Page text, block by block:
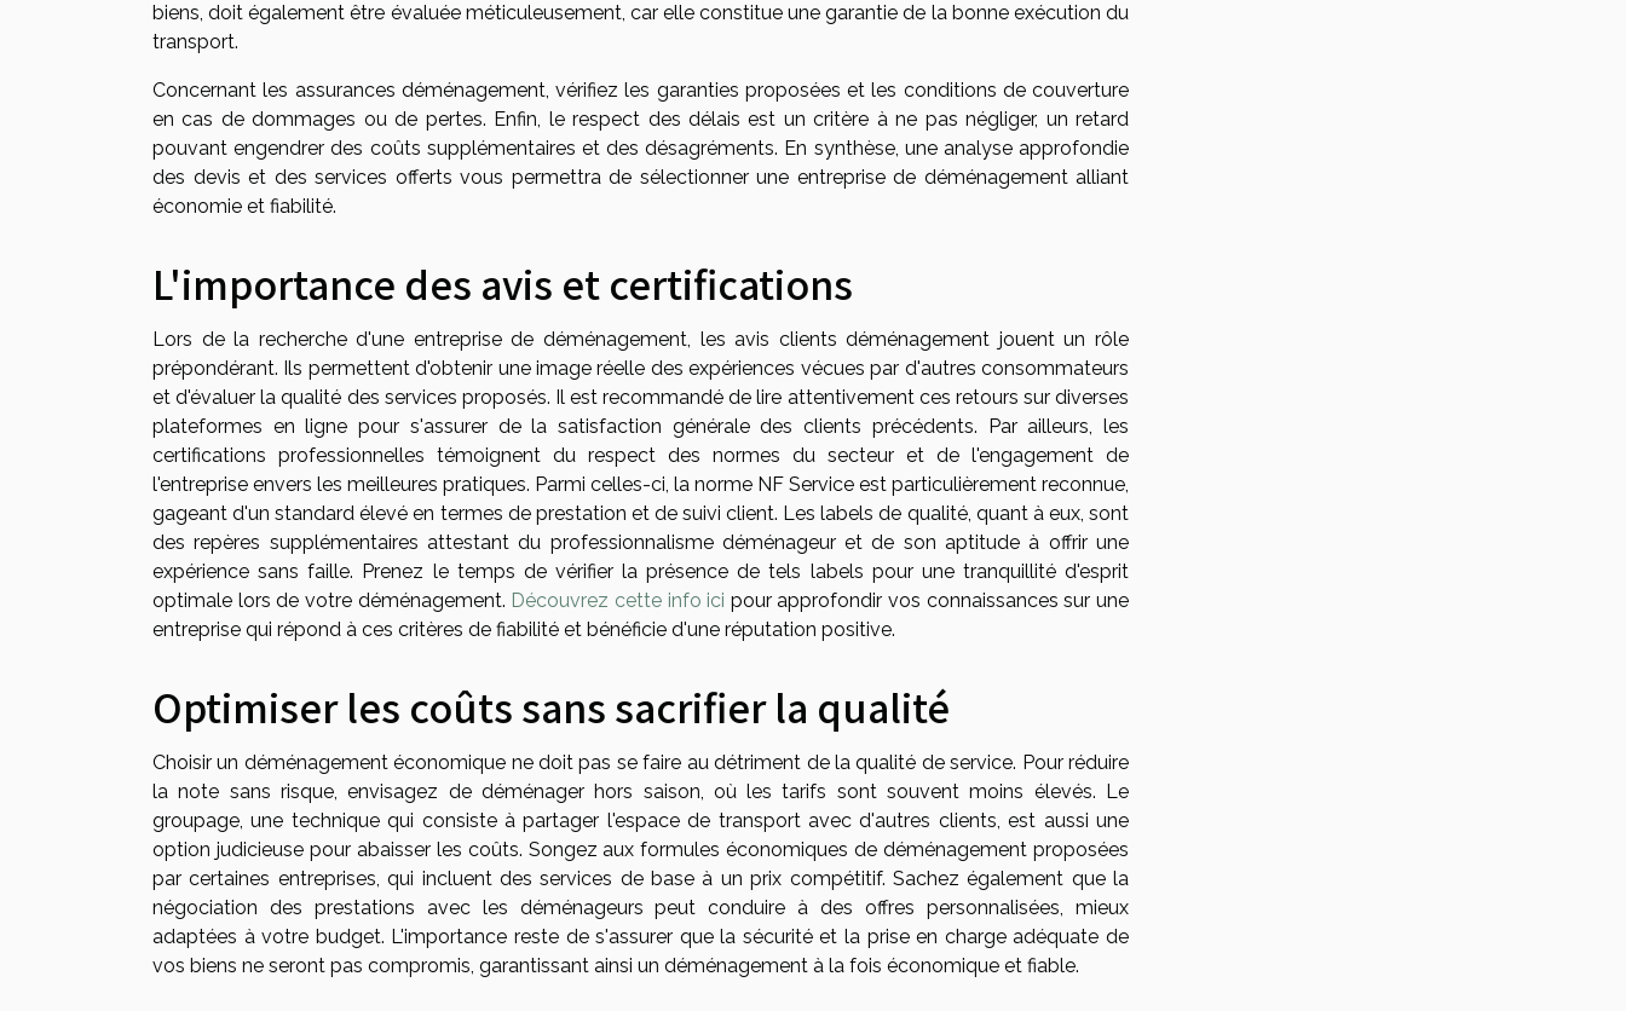
biens, doit également être évaluée méticuleusement, car elle constitue une garantie de la bonne exécution du
transport.
Concernant les assurances déménagement, vérifiez les garanties proposées et les conditions de couverture
en cas de dommages ou de pertes. Enfin, le respect des délais est un critère à ne pas négliger, un retard
pouvant engendrer des coûts supplémentaires et des désagréments. En synthèse, une analyse approfondie
des devis et des services offerts vous permettra de sélectionner une entreprise de déménagement alliant
économie et fiabilité.
L'importance des avis et certifications
Lors de la recherche d'une entreprise de déménagement, les avis clients déménagement jouent un rôle
prépondérant. Ils permettent d'obtenir une image réelle des expériences vécues par d'autres consommateurs
et d'évaluer la qualité des services proposés. Il est recommandé de lire attentivement ces retours sur diverses
plateformes en ligne pour s'assurer de la satisfaction générale des clients précédents. Par ailleurs, les
certifications professionnelles témoignent du respect des normes du secteur et de l'engagement de
l'entreprise envers les meilleures pratiques. Parmi celles-ci, la norme NF Service est particulièrement reconnue,
gageant d'un standard élevé en termes de prestation et de suivi client. Les labels de qualité, quant à eux, sont
des repères supplémentaires attestant du professionnalisme déménageur et de son aptitude à offrir une
expérience sans faille. Prenez le temps de vérifier la présence de tels labels pour une tranquillité d'esprit
optimale lors de votre déménagement. Découvrez cette info ici pour approfondir vos connaissances sur une
entreprise qui répond à ces critères de fiabilité et bénéficie d'une réputation positive.
Optimiser les coûts sans sacrifier la qualité
Choisir un déménagement économique ne doit pas se faire au détriment de la qualité de service. Pour réduire
la note sans risque, envisagez de déménager hors saison, où les tarifs sont souvent moins élevés. Le
groupage, une technique qui consiste à partager l'espace de transport avec d'autres clients, est aussi une
option judicieuse pour abaisser les coûts. Songez aux formules économiques de déménagement proposées
par certaines entreprises, qui incluent des services de base à un prix compétitif. Sachez également que la
négociation des prestations avec les déménageurs peut conduire à des offres personnalisées, mieux
adaptées à votre budget. L'importance reste de s'assurer que la sécurité et la prise en charge adéquate de
vos biens ne seront pas compromis, garantissant ainsi un déménagement à la fois économique et fiable.